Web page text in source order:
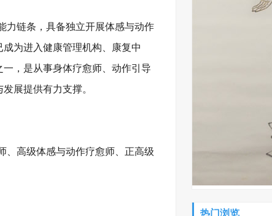
力链条，具备独立开展体感与动作
为进入健康管理机构、康复中
，是从事身体疗愈师、动作引导
展提供有力支撑。
、高级体感与动作疗愈师、正高级
热门浏览